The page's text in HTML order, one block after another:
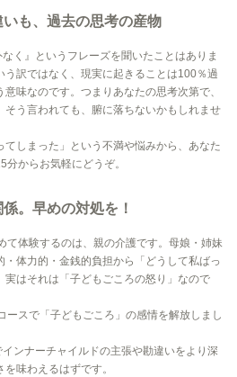
も、過去の思考の産物
く』というフレーズを聞いたことはありま
訳ではなく、現実に起きることは100％過
味なのです。つまりあなたの思考次第で、
う言われても、腑に落ちないかもしれませ
てしまった」という不満や悩みから、あなた
からお気軽にどうぞ。
。早めの対処を！
て体験するのは、親の介護です。母娘・姉妹
・体力的・金銭的負担から「どうして私ばっ
はそれは「子どもごころの怒り」なので
ースで「子どもごころ」の感情を解放しまし
ンナーチャイルドの主張や勘違いをより深
味わえるはずです。